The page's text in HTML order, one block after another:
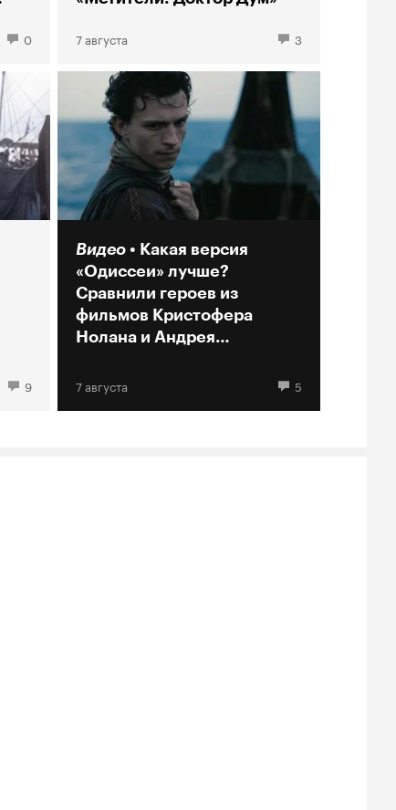
0 7 августа 3
9
Видео
Какая версия
«Одиссеи» лучше?
Сравнили героев из
фильмов Кристофера
Нолана и Андрея
7 августа 5